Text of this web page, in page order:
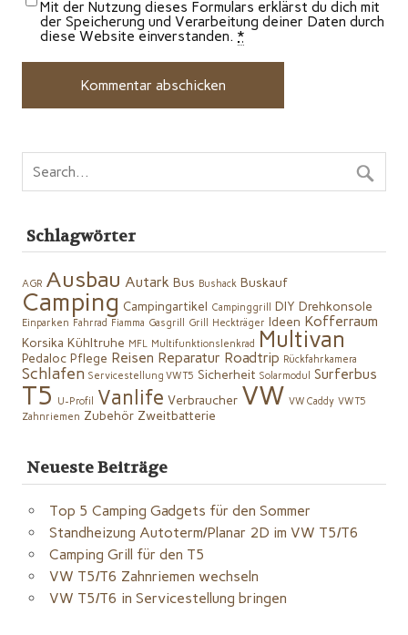
Mit der Nutzung dieses Formulars erklärst du dich mit
der Speicherung und Verarbeitung deiner Daten durch
diese Website einverstanden. *
Schlagwörter
AGR Ausbau Autark Bus Bushack Buskauf
Camping Campingartikel Campinggrill DIY Drehkonsole
Einparken Fahrrad Fiamma Gasgrill Grill Heckträger Ideen Kofferraum
Korsika Kühltruhe MFL Multifunktionslenkrad Multivan
Pedaloc Pflege Reisen Reparatur Roadtrip Rückfahrkamera
Schlafen Servicestellung VW T5 Sicherheit Solarmodul Surferbus
T5 U-Profil Vanlife Verbraucher VW VW Caddy VW T5
Zahnriemen Zubehör Zweitbatterie
Neueste Beiträge
Top 5 Camping Gadgets für den Sommer
Standheizung Autoterm/Planar 2D im VW T5/T6
Camping Grill für den T5
VW T5/T6 Zahnriemen wechseln
VW T5/T6 in Servicestellung bringen